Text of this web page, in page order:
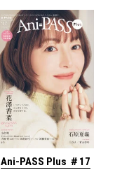
Ani-PASS Plus ＃17